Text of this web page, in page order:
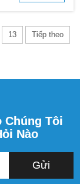
giá trị của
xuất thực
Đó là lý
do tại sao
chúng tôi
lựa chọn
cung cấp
13 Tiếp theo
Chúng Tôi
Nào
Gửi